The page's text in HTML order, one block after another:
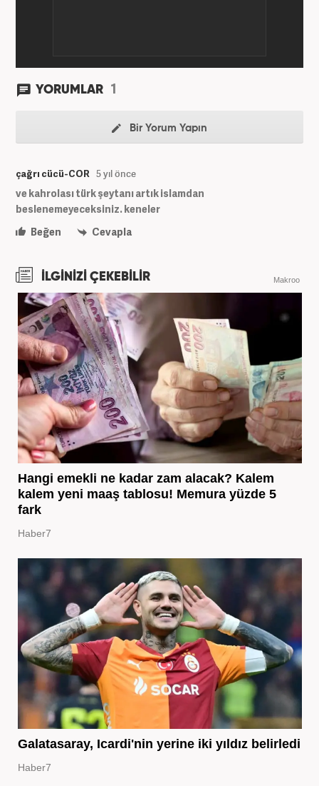
YORUMLAR 1
Bir Yorum Yapın
çağrı cücü-COR 5 yıl önce
ve kahrolası türk şeytanı artık islamdan
beslenemeyeceksiniz. keneler
Beğen
Cevapla
İLGİNİZİ ÇEKEBİLİR Makroo
Hangi emekli ne kadar zam alacak? Kalem
kalem yeni maaş tablosu! Memura yüzde 5
fark
Haber7
Galatasaray, Icardi'nin yerine iki yıldız belirledi
Haber7